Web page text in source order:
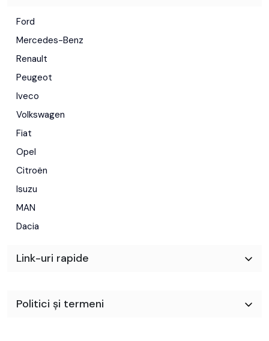
Ford
Mercedes-Benz
Renault
Peugeot
Iveco
Volkswagen
Fiat
Opel
Citroën
Isuzu
MAN
Dacia
Link-uri rapide
Politici și termeni